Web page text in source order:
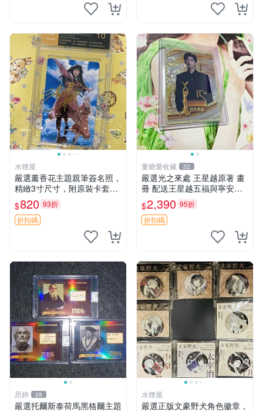
水狸屋
嚴選薰香花主題親筆簽名照，
精緻3寸尺寸，附原裝卡套。
收藏級品相，值得珍藏。 薰
香花 花卉 照片
$820 93折
折扣碼
董爺愛收藏 32
嚴選光之來處 王星越原著 畫
冊 配送王星越五福與寧安特
別卡 超值收藏推薦 光之來處
王星越 插畫 極具收藏價值 寧
安典藏卡 限量收藏
$2,390 95折
折扣碼
思婷 28
嚴選托爾斯泰荷馬黑格爾主題
水狸屋
嚴選正版文豪野犬角色徽章，